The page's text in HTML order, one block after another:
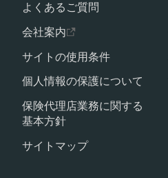
よくあるご質問
会社案内
サイトの使用条件
個人情報の保護について
保険代理店業務に関する
基本方針
サイトマップ